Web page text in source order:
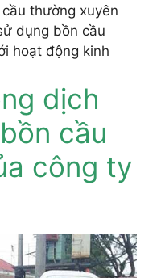
thường xuyên
dụng bồn cầu
hoạt động kinh
dịch
cầu
công ty